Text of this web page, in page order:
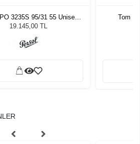
3235S 95/31 55 Unisex
Güneş Gözlüğü
19.145,00 TL
Tom